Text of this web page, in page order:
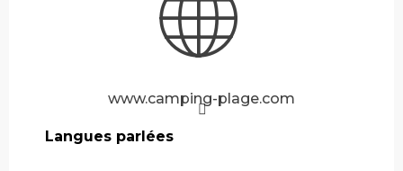
www.camping-plage.com
Langues parlées
Langues parlées